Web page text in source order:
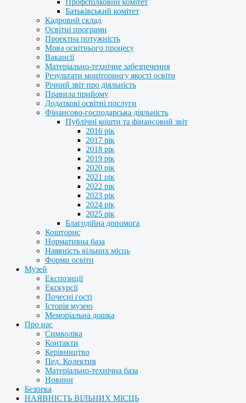
Профспілковий комітет
Батьківський комітет
Кадровий склад
Освітні програми
Проектна потужність
Мова освітнього процесу
Вакансії
Матеріально-технічне забезпечення
Результати моніторингу якості освіти
Річний звіт про діяльність
Правила прийому
Додаткові освітні послуги
Фінансово-господарська діяльність
Публічні кошти та фінансовий звіт
2016 рік
2017 рік
2018 рік
2019 рік
2020 рік
2021 рік
2022 рік
2023 рік
2024 рік
2025 рік
Благодійна допомога
Кошторис
Нормативна база
Наявність вільних місць
Форми освіти
Музей
Експозиції
Екскурсії
Почесні гості
Історія музею
Меморіальна дошка
Про нас
Символіка
Контакти
Керівництво
Пед. Колектив
Матеріально-технічна база
Новини
Безпека
НАЯВНІСТЬ ВІЛЬНИХ МІСЦЬ